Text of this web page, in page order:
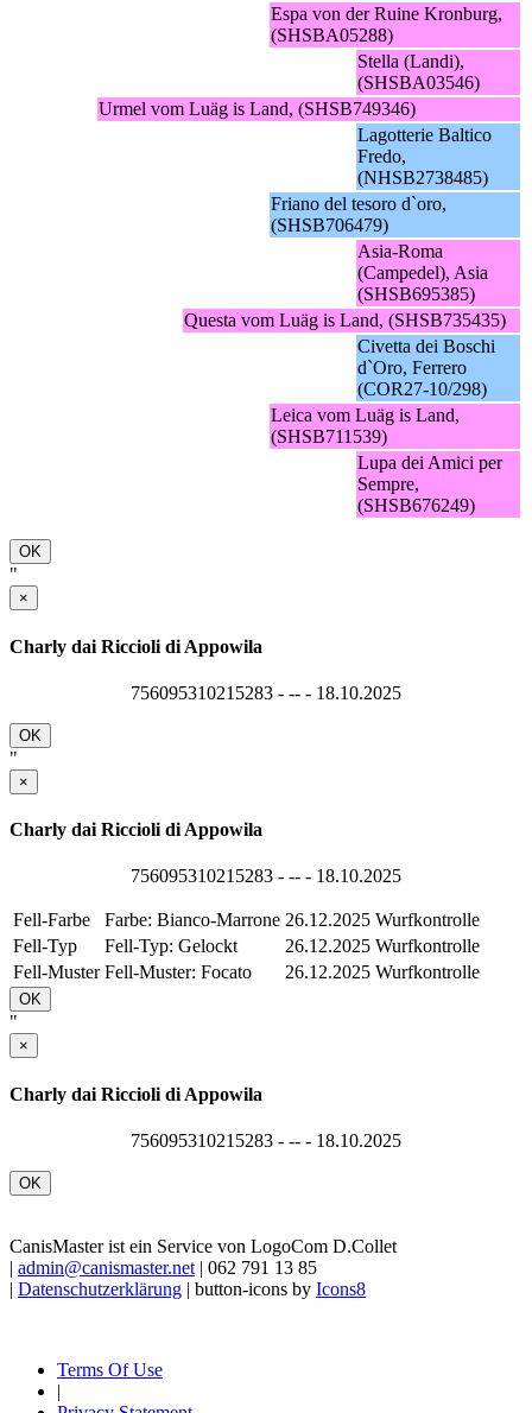
Espa von der Ruine Kronburg,
(SHSBA05288)
Stella (Landi),
(SHSBA03546)
Urmel vom Luäg is Land, (SHSB749346)
Lagotterie Baltico
Fredo,
(NHSB2738485)
Friano del tesoro d`oro,
(SHSB706479)
Asia-Roma
(Campedel), Asia
(SHSB695385)
Questa vom Luäg is Land, (SHSB735435)
Civetta dei Boschi
d`Oro, Ferrero
(COR27-10/298)
Leica vom Luäg is Land,
(SHSB711539)
Lupa dei Amici per
Sempre,
(SHSB676249)
OK
"
×
Charly dai Riccioli di Appowila
756095310215283 - -- - 18.10.2025
OK
"
×
Charly dai Riccioli di Appowila
756095310215283 - -- - 18.10.2025
Fell-Farbe Farbe: Bianco-Marrone 26.12.2025 Wurfkontrolle
Fell-Typ
Fell-Typ: Gelockt 26.12.2025 Wurfkontrolle
Fell-Muster Fell-Muster: Focato 26.12.2025 Wurfkontrolle
OK
"
×
Charly dai Riccioli di Appowila
756095310215283 - -- - 18.10.2025
OK
CanisMaster ist ein Service von LogoCom D.Collet
| admin@canismaster.net | 062 791 13 85
| Datenschutzerklärung | button-icons by Icons8
Terms Of Use
|